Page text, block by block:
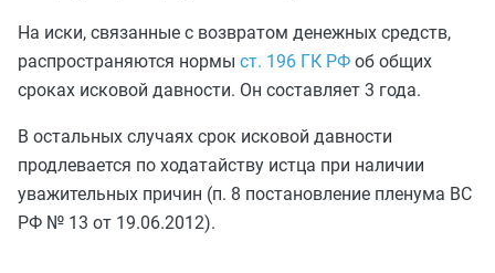
На иски, связанные с возвратом денежных средств,
распространяются нормы ст. 196 ГК РФ об общих
сроках исковой давности. Он составляет 3 года.
В остальных случаях срок исковой давности
продлевается по ходатайству истца при наличии
уважительных причин (п. 8 постановление пленума ВС
РФ № 13 от 19.06.2012).